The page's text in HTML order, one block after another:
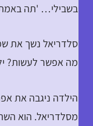
בשבילי… 'תה
סלדריאל נשך את
מה אפשר לעשות?
הילדה ניגבה את
מסלדריאל. הוא